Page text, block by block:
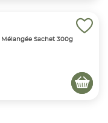
Mélangée Sachet 300g